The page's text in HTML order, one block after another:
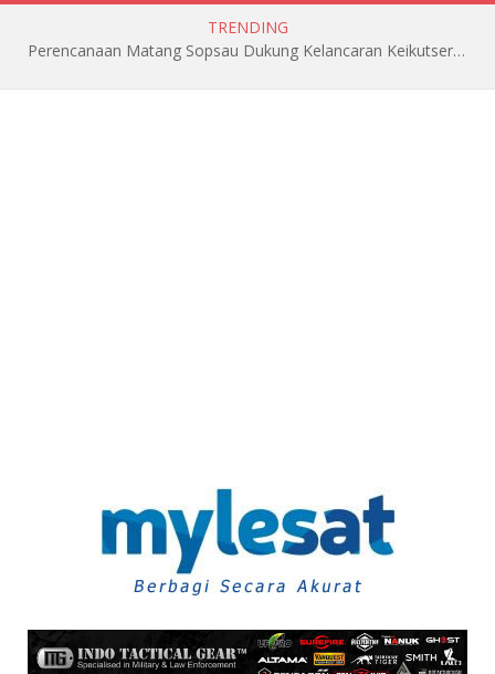
TRENDING
Perencanaan Matang Sopsau Dukung Kelancaran Keikutsertaan TNI AU di Pitch Black 2026